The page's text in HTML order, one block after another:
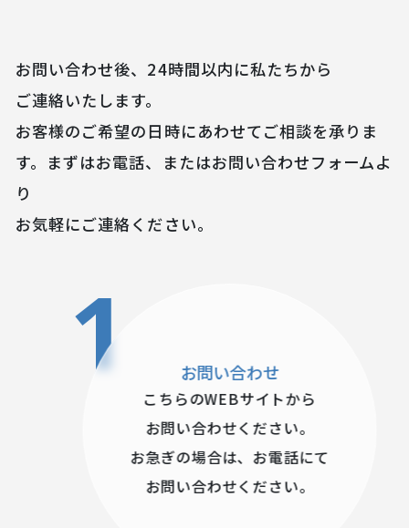
お問い合わせ後、24時間以内に私たちから
ご連絡いたします。
お客様のご希望の日時にあわせてご相談を承りま
す。まずはお電話、またはお問い合わせフォームよ
り
お気軽にご連絡ください。
1 お問い合わせ
こちらのWEBサイトから
お問い合わせください。
お急ぎの場合は、お電話にて
お問い合わせください。